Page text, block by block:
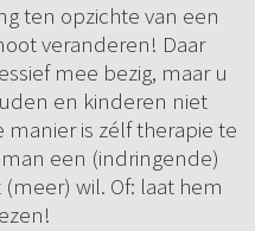
ten opzichte van een
veranderen! Daar
mee bezig, maar u
en kinderen niet
is zélf therapie te
een (indringende)
wil. Of: laat hem